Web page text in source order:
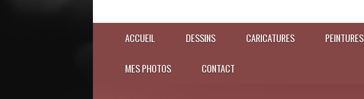
ACCUEIL DESSINS CARICATURES PEINTURES
MES PHOTOS CONTACT